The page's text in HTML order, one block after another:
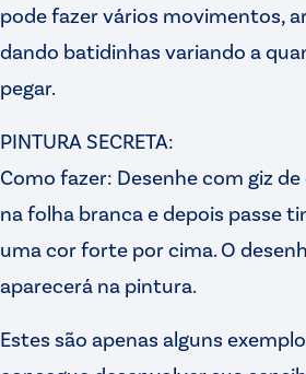
pode fazer vários movimentos,
dando batidinhas variando a
pegar.
PINTURA SECRETA:
Como fazer: Desenhe com giz
na folha branca e depois passe
uma cor forte por cima. O
aparecerá na pintura.
Estes são apenas alguns